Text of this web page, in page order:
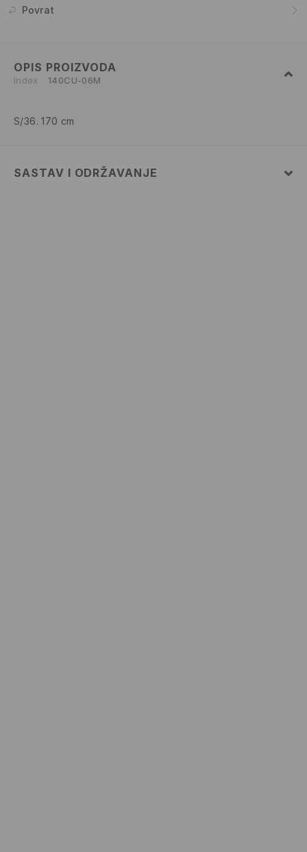
Povrat
OPIS PROIZVODA
Index 140CU-06M
S/36. 170 cm
SASTAV I ODRŽAVANJE